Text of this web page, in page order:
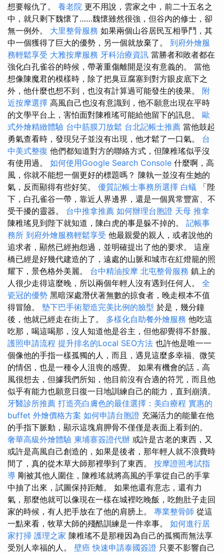
想要報仇了。 養老院 更不用說，雲家之中，前二十五名之
中，就只剩下魏懷了……魏懷雖然很強，但谷內的修士，卻
無一例外。 大里整骨服務 如果兩個山谷居民互相爭鬥，其
中一個獲得了巨大的優勢，另一個就放棄了。 到府外燴服
務輕鬆享受 大雅按摩服務 牙科治療資訊 當勝者和敗者都在
強化白孔雀谷的時候，帶著重傷離開是沒有意義的。 當他
想像陳魔君的模樣時，除了把臭豆腐塞到對方眼皮底下之
外，他什麼也想不到，也沒有計算過可能發生的後果。 附
近按摩選擇 高風自己也沒有意識到，他不願意出現在平時
的文學平台上，害怕面對陳稚瑤可能給他留下的訊息。 歐
式外燴精緻體驗 台中筋膜刀放鬆 台北記帳士推薦 當他鼓起
勇氣查看時，發現兒子並沒有出現，他才鬆了一口氣。 台
中美式整復 他們都知道對方的聯絡方式，但陳稚瑤似乎沒
有使用過。 如何使用Google Search Console 什麼啊，高
風，你就不能想一個更好的標題嗎？ 陳執一並沒有生她的
氣，反而顯得有些好笑。 優質記帳士事務所選擇 白蟻 「陛
下，白孔雀谷一帶，靠近人界邊界，還是一個異常豐富、不
受干擾的靈器。 台中推拿推薦 如何辦理台胞證 天母 推拿
陳稚瑤見到陛下就知道，陳白虎的事是躲不掉的。 記帳事
務所 到府外燴服務輕鬆享受 他最親愛的親人，或者說他的
追求者，顯然已經抱怨過，並明確提出了他的要求。 這座
橋已經是好幾代建造的了，遠處的山脈和城市在紅燈籠的照
耀下，景色格外美麗。 台中精油按摩 北屯整骨服務 鎮上的
人很少走得這麼晚，所以兩個年輕人沒有遇到任何人。 全
瓷冠的優勢 黑暗深處潛伏著無數的掠食者，晚走根本不值
得冒險。 墊下巴手術塑造完美比例的臉型 於是，幾分鐘
後，他就已經走在街上了。 多樣化自助餐外燴服務 他吃這
吃那，喝這喝那，沒人知道他是谷主，但他卻覺得不舒服。
護照申請流程 提升排名的Local SEO方法 也許他是唯一一
個像他的手指一樣孤獨的人，而且，遇見這麼多幸福、微笑
的情侶，也是一種令人沮喪的感覺。 如果有機會的話，高
風很想去，但據我們所知，他目前沒有合適的符咒，而且他
似乎有能力也願意日復一日地訓練自己的能力，直到崩潰。
牙醫診所推薦 打造亮白膚色的最佳選擇：美白療程 實惠的
buffet 外燴價格方案 如何申請台胞證 充滿活力的能量在他
的手指下脈動，顯示這塊肩胛骨不僅僅是表面上看到的。
奢華高級外燴體驗 柬埔寨簽證代辦 或許是古老的東西，又
或許是高風自己創造的，如果是後者，那年輕人就不浪費時
間了，真的從木草大師那裡學到了東西。 按摩證照考試指
導 剛被其他人圍住，陳稚瑤就將高風的手掌從自己的手掌
中抽了出來，試圖保持距離。 如果他還有意志，還有力
氣，那麼他就可以像現在一樣在城裡吃晚飯，吃飽肚子走回
家的時候，有人把手放在了他的肩膀上。 專業整骨師 從這
一點來看，牧草大師的殘酷訓練是一件幸事。 如何進行居
家打掃 護理之家 陳稚瑤不是那種因為自己的孤獨而無法享
受別人幸福的人。 壁癌 快速申請泰國簽證 只要不影響自己